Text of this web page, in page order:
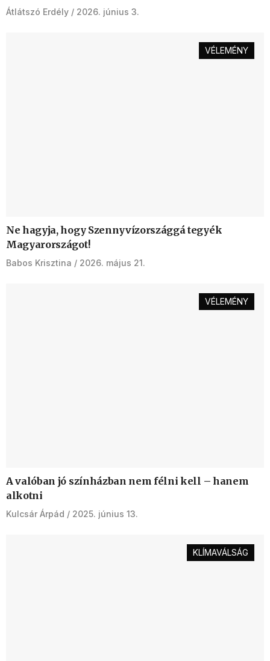
Átlátszó Erdély 2026. június 3.
VÉLEMÉNY
Ne hagyja, hogy Szennyvízországgá tegyék
Magyarországot!
Babos Krisztina 2026. május 21.
VÉLEMÉNY
A valóban jó színházban nem félni kell – hanem
alkotni
Kulcsár Árpád 2025. június 13.
KLÍMAVÁLSÁG